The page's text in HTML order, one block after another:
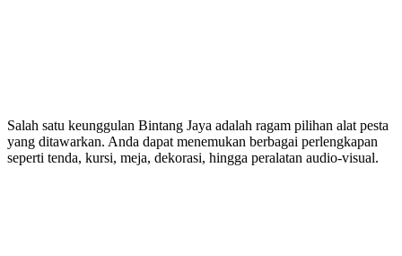
Salah satu keunggulan Bintang Jaya adalah ragam pilihan alat pesta
yang ditawarkan. Anda dapat menemukan berbagai perlengkapan
seperti tenda, kursi, meja, dekorasi, hingga peralatan audio-visual.